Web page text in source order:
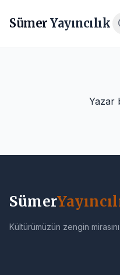
Sümer Yayıncılık
Yazar
Sümer
Kültürümüzün zengin